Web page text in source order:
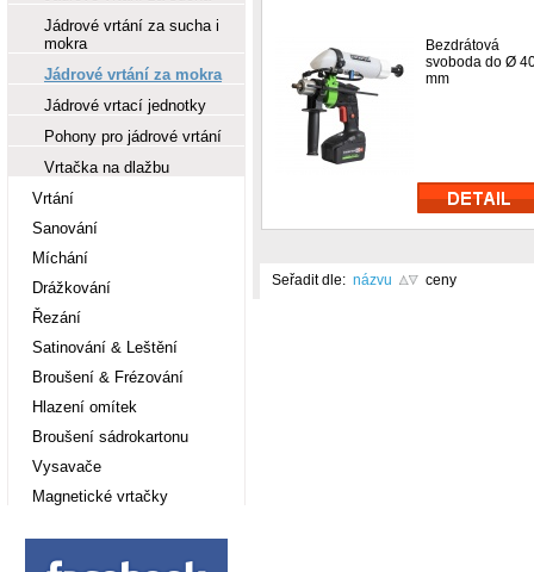
Jádrové vrtání za sucha i
mokra
Jádrové vrtání za mokra
Jádrové vrtací jednotky
Pohony pro jádrové vrtání
Vrtačka na dlažbu
Vrtání
Sanování
Míchání
Drážkování
Řezání
Satinování & Leštění
Broušení & Frézování
Hlazení omítek
Broušení sádrokartonu
Vysavače
Magnetické vrtačky
Bezdrátová
svoboda do Ø
mm
Seřadit dle: názvu ceny